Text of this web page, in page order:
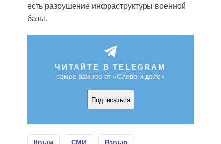
есть разрушение инфраструктуры военной
базы.
ЧИТАЙТЕ В TELEGRAM
самое важное от «Слово и дело»
Подписаться
Крым СМИ Взрыв